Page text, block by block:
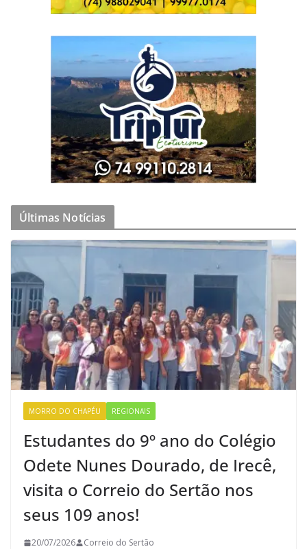
Últimas Notícias
MORRO DO CHAPÉU REGIONAIS
Estudantes do 9º ano do Colégio
Odete Nunes Dourado, de Irecê,
visita o Correio do Sertão nos
seus 109 anos!
20/07/2026 Correio do Sertão